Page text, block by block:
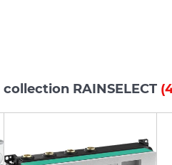
RAINSELECT